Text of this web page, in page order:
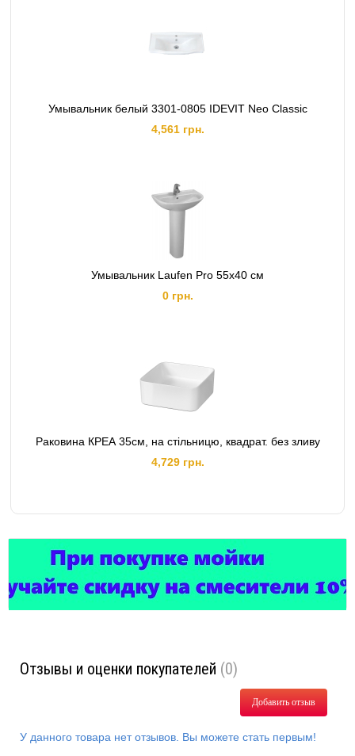
Умывальник белый 3301-0805 IDEVIT Neo Classic
4,561 грн.
Умывальник Laufen Pro 55х40 см
0 грн.
Раковина КРЕА 35см, на стільницю, квадрат. без зливу
4,729 грн.
Отзывы и оценки покупателей (0)
Добавить отзыв
У данного товара нет отзывов. Вы можете стать первым!